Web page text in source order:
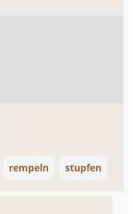
rempeln stupfen